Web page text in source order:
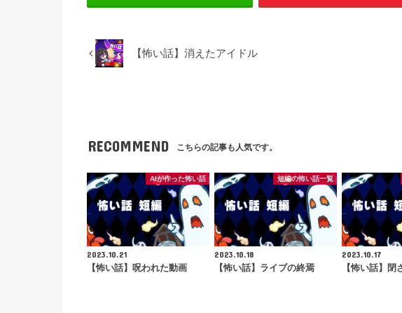
【怖い話】消えたアイドル
RECOMMEND こちらの記事も人気です。
AIが作った怖い話
2023.10.21
【怖い話】呪われた動画
短編の怖い話一覧
2023.10.18
【怖い話】ライブの終焉
2023.10.17
【怖い話】閉